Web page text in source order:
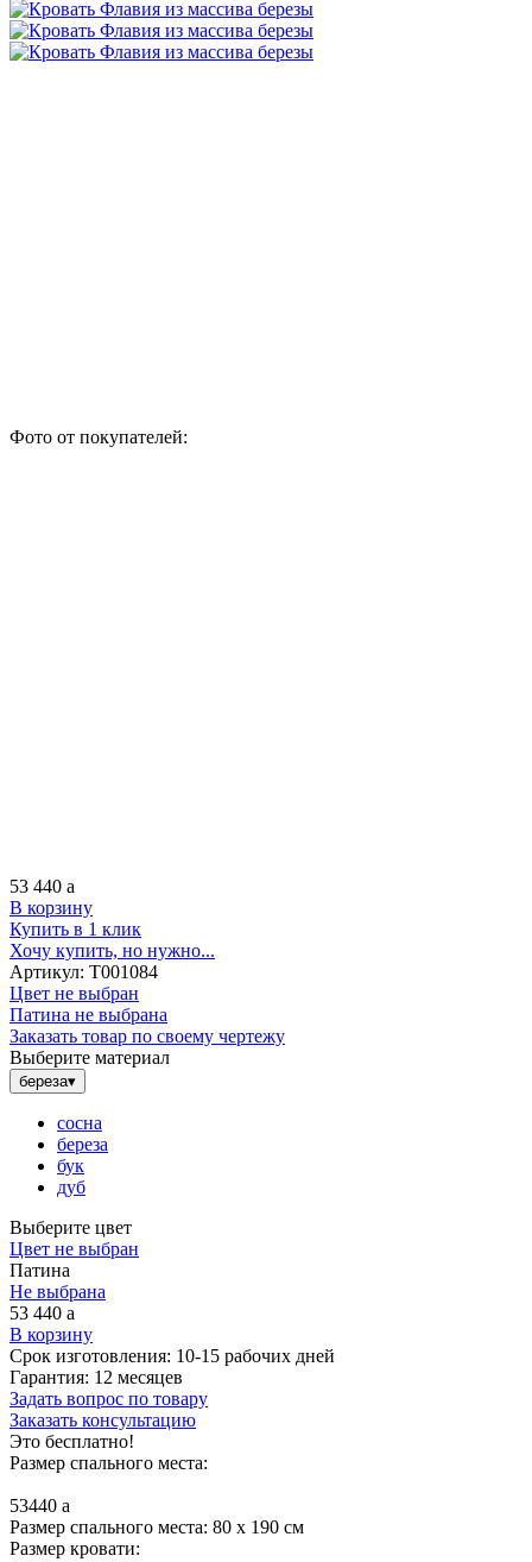
Фото от покупателей:
53 440 a
В корзину
Купить в 1 клик
Хочу купить, но нужно...
Артикул: Т001084
Цвет не выбран
Патина не выбрана
Заказать товар по своему чертежу
Выберите материал
береза▾
сосна
береза
бук
дуб
Выберите цвет
Цвет не выбран
Патина
Не выбрана
53 440 a
В корзину
Срок изготовления: 10-15 рабочих дней
Гарантия: 12 месяцев
Задать вопрос по товару
Заказать консультацию
Это бесплатно!
Размер спального места:
53440 a
Размер спального места: 80 x 190 см
Размер кровати: